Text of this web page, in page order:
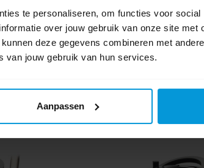
te personaliseren, om functies voor
over jouw gebruik van onze site met
deze gegevens combineren met
van jouw gebruik van hun services.
Aanpassen